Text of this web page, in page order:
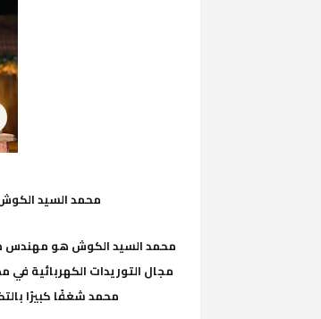
محمد السيد
محمد السيد الكوش هو مهندس
محمد شغفًا كبيرًا